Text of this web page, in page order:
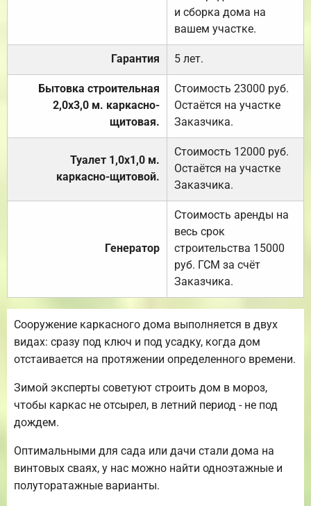
и сборка дома на
вашем участке.
Гарантия 5 лет.
Бытовка строительная
2,0х3,0 м. каркасно-
щитовая.
Стоимость 23000 руб.
Остаётся на участке
Заказчика.
Туалет 1,0х1,0 м.
каркасно-щитовой.
Стоимость 12000 руб.
Остаётся на участке
Заказчика.
Генератор
Стоимость аренды на
весь срок
строительства 15000
руб. ГСМ за счёт
Заказчика.
Сооружение каркасного дома выполняется в двух
видах: сразу под ключ и под усадку, когда дом
отстаивается на протяжении определенного времени.
Зимой эксперты советуют строить дом в мороз,
чтобы каркас не отсырел, в летний период - не под
дождем.
Оптимальными для сада или дачи стали дома на
винтовых сваях, у нас можно найти одноэтажные и
полуторатажные варианты.